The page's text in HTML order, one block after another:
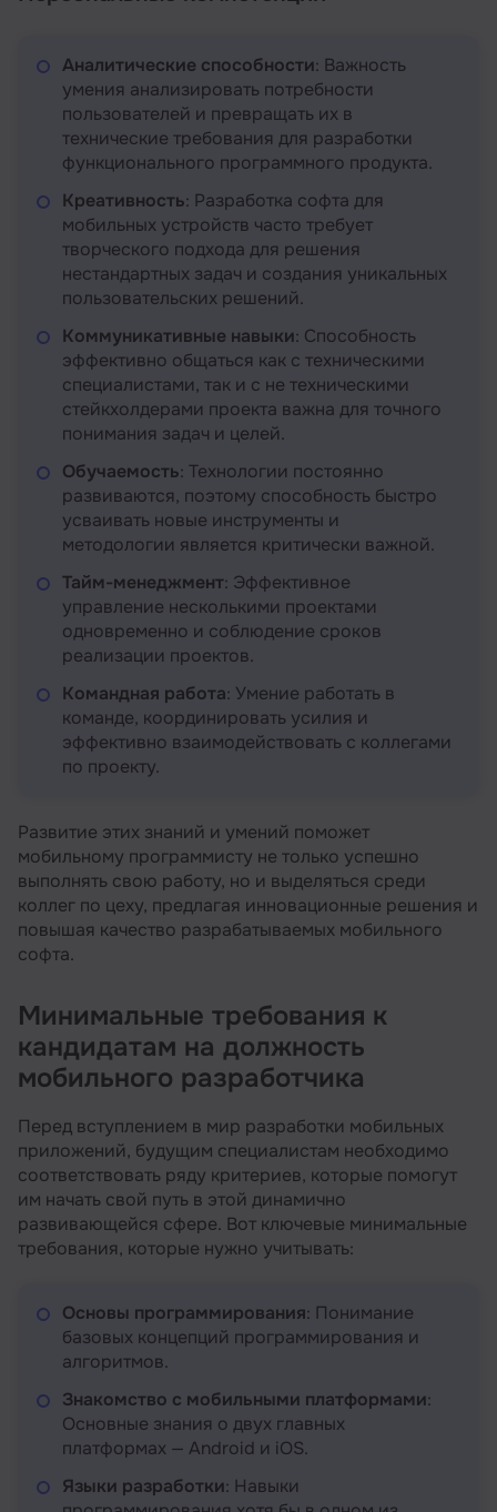
Аналитические способности: Важность
умения анализировать потребности
пользователей и превращать их в
технические требования для разработки
функционального программного продукта.
Креативность: Разработка софта для
мобильных устройств часто требует
творческого подхода для решения
нестандартных задач и создания уникальных
пользовательских решений.
Коммуникативные навыки: Способность
эффективно общаться как с техническими
специалистами, так и с не техническими
стейкхолдерами проекта важна для точного
понимания задач и целей.
Обучаемость: Технологии постоянно
развиваются, поэтому способность быстро
усваивать новые инструменты и
методологии является критически важной.
Тайм-менеджмент: Эффективное
управление несколькими проектами
одновременно и соблюдение сроков
реализации проектов.
Командная работа: Умение работать в
команде, координировать усилия и
эффективно взаимодействовать с коллегами
по проекту.
Развитие этих знаний и умений поможет
мобильному программисту не только успешно
выполнять свою работу, но и выделяться среди
коллег по цеху, предлагая инновационные решения и
повышая качество разрабатываемых мобильного
софта.
Минимальные требования к
кандидатам на должность
мобильного разработчика
Перед вступлением в мир разработки мобильных
приложений, будущим специалистам необходимо
соответствовать ряду критериев, которые помогут
им начать свой путь в этой динамично
развивающейся сфере. Вот ключевые минимальные
требования, которые нужно учитывать:
Основы программирования: Понимание
базовых концепций программирования и
алгоритмов.
Знакомство с мобильными платформами:
Основные знания о двух главных
платформах — Android и iOS.
Языки разработки: Навыки